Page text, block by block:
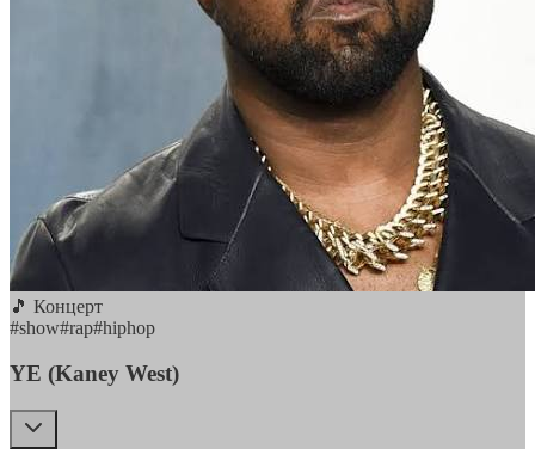
🎵 Концерт
#show#rap#hiphop
YE (Kaney West)